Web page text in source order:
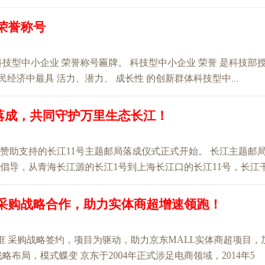
誉称号
型中小企业 荣誉称号匾牌。 科技型中小企业 荣誉 是科技部
济中最具 活力、潜力、 成长性 的创新群体科技型中...
，共同守护万里生态长江！
助支持的长江11号主题邮局落成仪式正式开始。 长江主题邮局
，从青海长江源的长江1号到上海长江口的长江11号，长江
战略合作，助力实体商超增速领跑！
采购战略签约，项目为驱动，助力京东MALL实体商超项目，
布局，模式蝶变 京东于2004年正式涉足电商领域，2014年5